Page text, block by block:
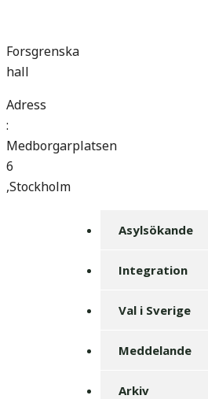
Forsgrenska
hall
Adress
:
Medborgarplatsen
6
,Stockholm
Asylsökande
Integration
Val i Sverige
Meddelande
Arkiv